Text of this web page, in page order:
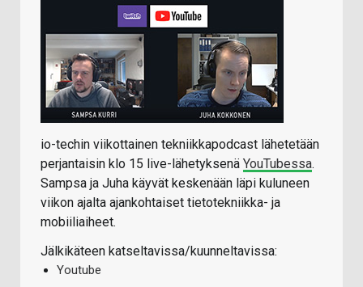
io-techin viikottainen tekniikkapodcast lähetetään
perjantaisin klo 15 live-lähetyksenä YouTubessa.
Sampsa ja Juha käyvät keskenään läpi kuluneen
viikon ajalta ajankohtaiset tietotekniikka- ja
mobiiliaiheet.
Jälkikäteen katseltavissa/kuunneltavissa:
Youtube